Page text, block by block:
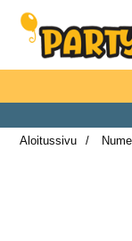
Ostoskori
Aloitussivu